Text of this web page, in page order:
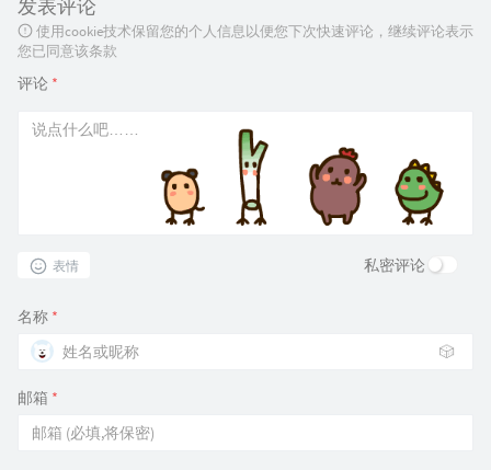
发表评论
使用cookie技术保留您的个人信息以便您下次快速评论，继续评论表示
您已同意该条款
评论 *
表情 私密评论
名称 *
🎲
邮箱 *